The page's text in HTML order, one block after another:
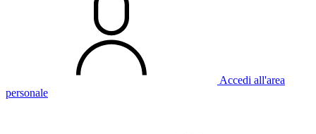
Accedi all'area
personale